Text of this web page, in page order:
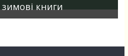
книги